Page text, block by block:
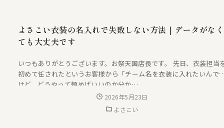
よさこい衣装の名入れで失敗しない方法｜データがなく
ても大丈夫です
いつもありがとうございます。お祭天国店長です。 先日、衣装担当
初めて任されたというお客様から「チーム名を衣装に入れたいんで
けど、どうやって頼めばいいのか分か…
2026年5月23日
よさこい